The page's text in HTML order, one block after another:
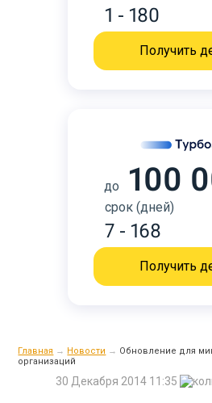
1 - 180
Получить
до 100
срок (дней)
7 - 168
Получить
Главная → Новости → Обновление для
организаций
30 Декабря 2014 11:35